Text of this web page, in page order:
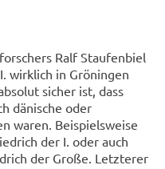
Ralf Staufenbiel
wirklich in Gröningen
sicher ist, dass
dänische oder
waren. Beispielsweise
der I. oder auch
der Große. Letzterer